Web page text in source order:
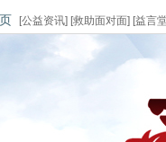
[公益资讯] [救助面对面] [益言